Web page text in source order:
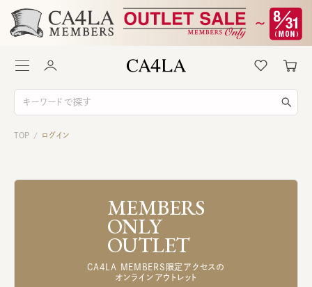
TOP / ログイン
MEMBERS
ONLY
OUTLET
CA4LA MEMBERS限定アクセスの
オンラインアウトレット